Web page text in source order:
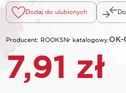
Dodaj do ulubionych
Producent: ROOKSNr katalogowy:OK-
7,91 zł